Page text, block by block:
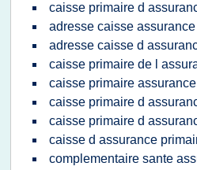
caisse primaire d
adresse caisse
adresse caisse d
caisse primaire de l
caisse primaire
caisse primaire d
caisse primaire d
caisse d assurance
complementaire sante